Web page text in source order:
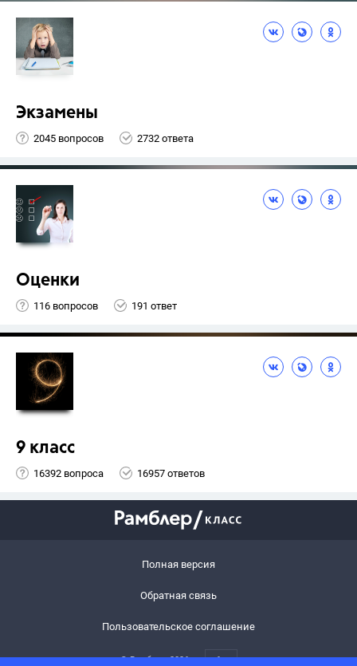
Экзамены
2045 вопросов 2732 ответа
Оценки
116 вопросов 191 ответ
9 класс
16392 вопроса 16957 ответов
Полная версия
Обратная связь
Пользовательское соглашение
© Рамблер,2026 6+